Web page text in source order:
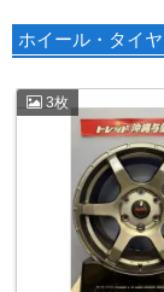
ホイール・タイ
3枚